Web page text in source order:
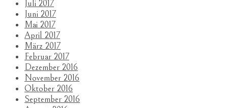
Juli 2017
Juni 2017
Mai 2017
April 2017
März 2017
Februar 2017
Dezember 2016
November 2016
Oktober 2016
September 2016